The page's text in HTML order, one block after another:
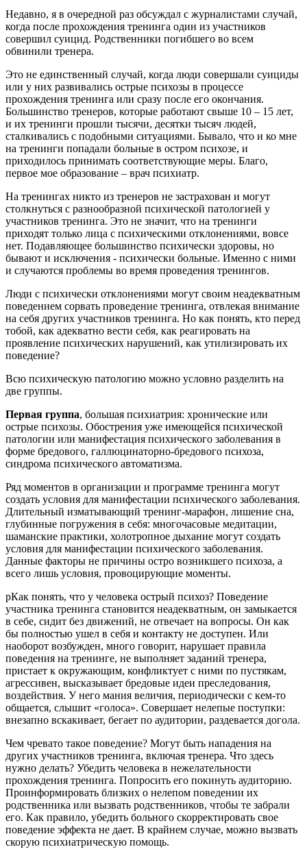
Недавно, я в очередной раз обсуждал с журналистами случай,
когда после прохождения тренинга один из участников
совершил суицид. Родственники погибшего во всем
обвинили тренера.
Это не единственный случай, когда люди совершали суициды
или у них развивались острые психозы в процессе
прохождения тренинга или сразу после его окончания.
Большинство тренеров, которые работают свыше 10 – 15 лет,
и их тренинги прошли тысячи, десятки тысяч людей,
сталкивались с подобными ситуациями. Бывало, что и ко мне
на тренинги попадали больные в остром психозе, и
приходилось принимать соответствующие меры. Благо,
первое мое образование – врач психиатр.
На тренингах никто из тренеров не застрахован и могут
столкнуться с разнообразной психической патологией у
участников тренинга. Это не значит, что на тренинги
приходят только лица с психическими отклонениями, вовсе
нет. Подавляющее большинство психически здоровы, но
бывают и исключения - психически больные. Именно с ними
и случаются проблемы во время проведения тренингов.
Люди с психически отклонениями могут своим неадекватным
поведением сорвать проведение тренинга, отвлекая внимание
на себя других участников тренинга. Но как понять, кто перед
тобой, как адекватно вести себя, как реагировать на
проявление психических нарушений, как утилизировать их
поведение?
Всю психическую патологию можно условно разделить на
две группы.
Первая группа, большая психиатрия: хронические или
острые психозы. Обострения уже имеющейся психической
патологии или манифестация психического заболевания в
форме бредового, галлюцинаторно-бредового психоза,
синдрома психического автоматизма.
Ряд моментов в организации и программе тренинга могут
создать условия для манифестации психического заболевания.
Длительный изматывающий тренинг-марафон, лишение сна,
глубинные погружения в себя: многочасовые медитации,
шаманские практики, холотропное дыхание могут создать
условия для манифестации психического заболевания.
Данные факторы не причины остро возникшего психоза, а
всего лишь условия, провоцирующие моменты.
pКак понять, что у человека острый психоз? Поведение
участника тренинга становится неадекватным, он замыкается
в себе, сидит без движений, не отвечает на вопросы. Он как
бы полностью ушел в себя и контакту не доступен. Или
наоборот возбужден, много говорит, нарушает правила
поведения на тренинге, не выполняет заданий тренера,
пристает к окружающим, конфликтует с ними по пустякам,
агрессивен, высказывает бредовые идеи преследования,
воздействия. У него мания величия, периодически с кем-то
общается, слышит «голоса». Совершает нелепые поступки:
внезапно вскакивает, бегает по аудитории, раздевается догола.
Чем чревато такое поведение? Могут быть нападения на
других участников тренинга, включая тренера. Что здесь
нужно делать? Убедить человека в нежелательности
прохождения тренинга. Попросить его покинуть аудиторию.
Проинформировать близких о нелепом поведении их
родственника или вызвать родственников, чтобы те забрали
его. Как правило, убедить больного скорректировать свое
поведение эффекта не дает. В крайнем случае, можно вызвать
скорую психиатрическую помощь.